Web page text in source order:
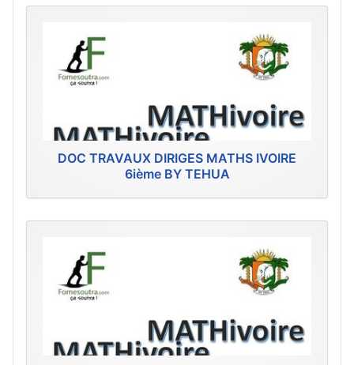
DOC TRAVAUX DIRIGES MATHS IVOIRE
6ième BY TEHUA